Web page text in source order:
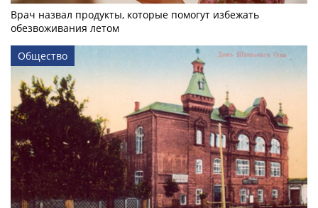
Врач назвал продукты, которые помогут избежать
обезвоживания летом
Общество